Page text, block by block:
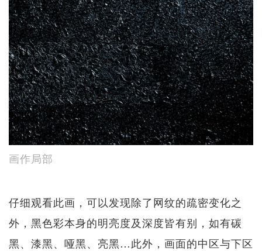
画作局部
仔细观看此画，可以发现除了网纹的疏密变化之
外，黑色彩本身的明亮度及深度皆有别，如有碳
黑、漆黑、哑黑、亮黑…此外，画面的中区与下区